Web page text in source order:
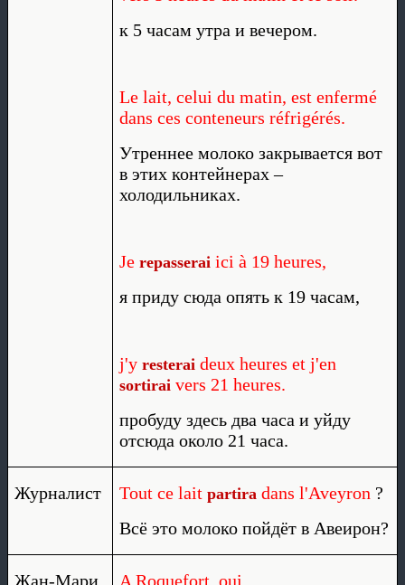
к 5 часам утра и вечером.
Le lait, celui du matin, est enfermé
dans ces conteneurs réfrigérés.
Утреннее молоко закрывается вот
в этих контейнерах –
холодильниках.
Je repasserai ici à 19 heures,
я приду сюда опять к 19 часам,
j'y resterai deux heures et j'en
sortirai vers 21 heures.
пробуду здесь два часа и уйду
отсюда около 21 часа.
Журналист Tout ce lait partira dans l'Aveyron ?
Всё это молоко пойдёт в Авеирон?
Жан-Мари
A Roquefort, oui.